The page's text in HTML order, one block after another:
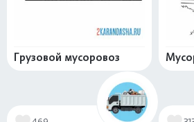
Грузовой мусоровоз